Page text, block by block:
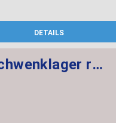
DETAILS
Schwenklager rechts